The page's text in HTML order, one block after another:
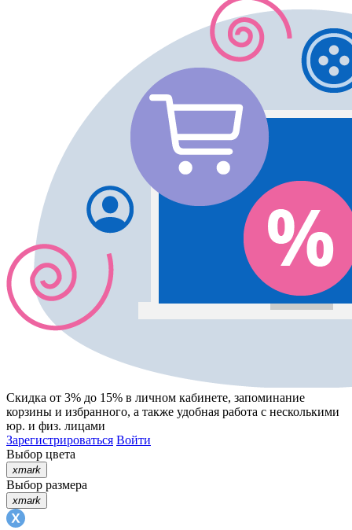
Скидка от 3% до 15% в личном кабинете, запоминание
корзины и избранного, а также удобная работа с несколькими
юр. и физ. лицами
Зарегистрироваться Войти
Выбор цвета
xmark
Выбор размера
xmark